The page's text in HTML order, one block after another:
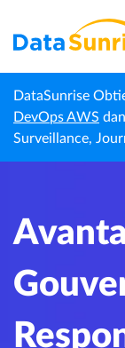
DataSunrise
DevOps AWS
Surveillance,
Accueil
Centre de